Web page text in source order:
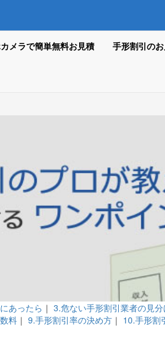
メラで簡単無料お見積 手形割引の
あったら ｜ 3.危ない手形割引業者の見
料 ｜ 9.手形割引率の決め方 ｜ 10.手形割